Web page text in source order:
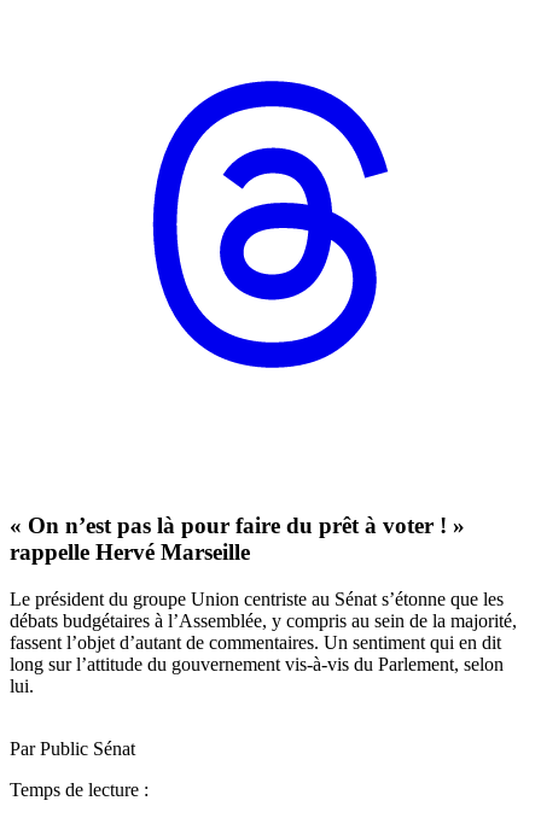
« On n’est pas là pour faire du prêt à voter ! »
rappelle Hervé Marseille
Le président du groupe Union centriste au Sénat s’étonne que les
débats budgétaires à l’Assemblée, y compris au sein de la majorité,
fassent l’objet d’autant de commentaires. Un sentiment qui en dit
long sur l’attitude du gouvernement vis-à-vis du Parlement, selon
lui.
Par Public Sénat
Temps de lecture :